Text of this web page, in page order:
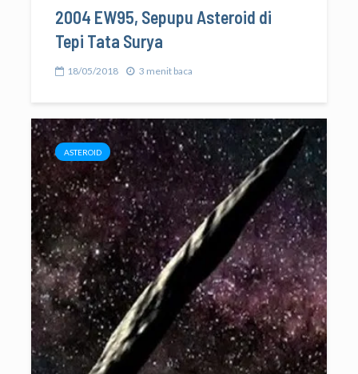
2004 EW95, Sepupu Asteroid di
Tepi Tata Surya
18/05/2018 3 menit baca
ASTEROID